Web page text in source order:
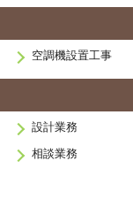
空調機設置工事
設計業務
相談業務